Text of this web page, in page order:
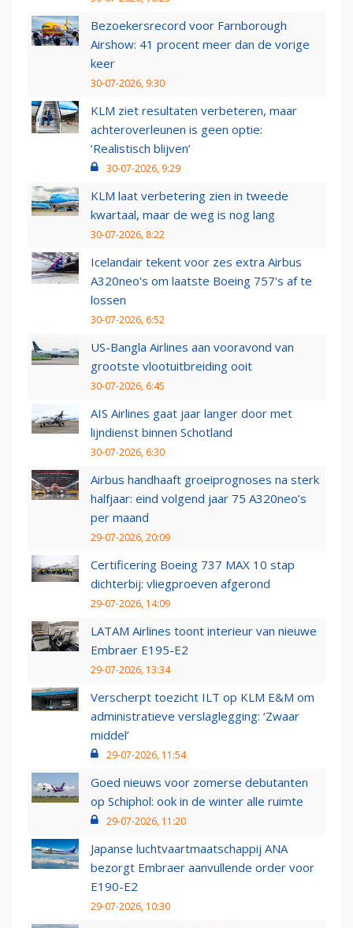
Bezoekersrecord voor Farnborough
Airshow: 41 procent meer dan de vorige
keer
30-07-2026, 9:30
KLM ziet resultaten verbeteren, maar
achteroverleunen is geen optie:
‘Realistisch blijven’
30-07-2026, 9:29
KLM laat verbetering zien in tweede
kwartaal, maar de weg is nog lang
30-07-2026, 8:22
Icelandair tekent voor zes extra Airbus
A320neo's om laatste Boeing 757's af te
lossen
30-07-2026, 6:52
US-Bangla Airlines aan vooravond van
grootste vlootuitbreiding ooit
30-07-2026, 6:45
AIS Airlines gaat jaar langer door met
lijndienst binnen Schotland
30-07-2026, 6:30
Airbus handhaaft groeiprognoses na sterk
halfjaar: eind volgend jaar 75 A320neo’s
per maand
29-07-2026, 20:09
Certificering Boeing 737 MAX 10 stap
dichterbij: vliegproeven afgerond
29-07-2026, 14:09
LATAM Airlines toont interieur van nieuwe
Embraer E195-E2
29-07-2026, 13:34
Verscherpt toezicht ILT op KLM E&M om
administratieve verslaglegging: ‘Zwaar
middel’
29-07-2026, 11:54
Goed nieuws voor zomerse debutanten
op Schiphol: ook in de winter alle ruimte
29-07-2026, 11:20
Japanse luchtvaartmaatschappij ANA
bezorgt Embraer aanvullende order voor
E190-E2
29-07-2026, 10:30